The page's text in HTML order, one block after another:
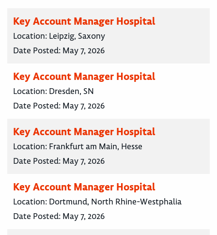
Key Account Manager Hospital
Location: Leipzig, Saxony
Date Posted: May 7, 2026
Key Account Manager Hospital
Location: Dresden, SN
Date Posted: May 7, 2026
Key Account Manager Hospital
Location: Frankfurt am Main, Hesse
Date Posted: May 7, 2026
Key Account Manager Hospital
Location: Dortmund, North Rhine-Westphalia
Date Posted: May 7, 2026